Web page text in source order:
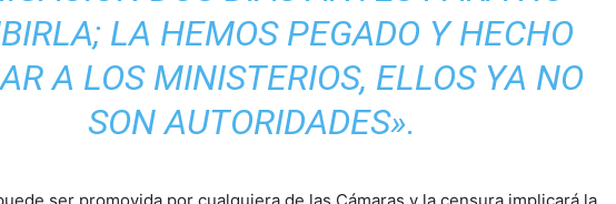
LA HEMOS PEGADO Y HECHO
A LOS MINISTERIOS, ELLOS YA NO
SON AUTORIDADES».